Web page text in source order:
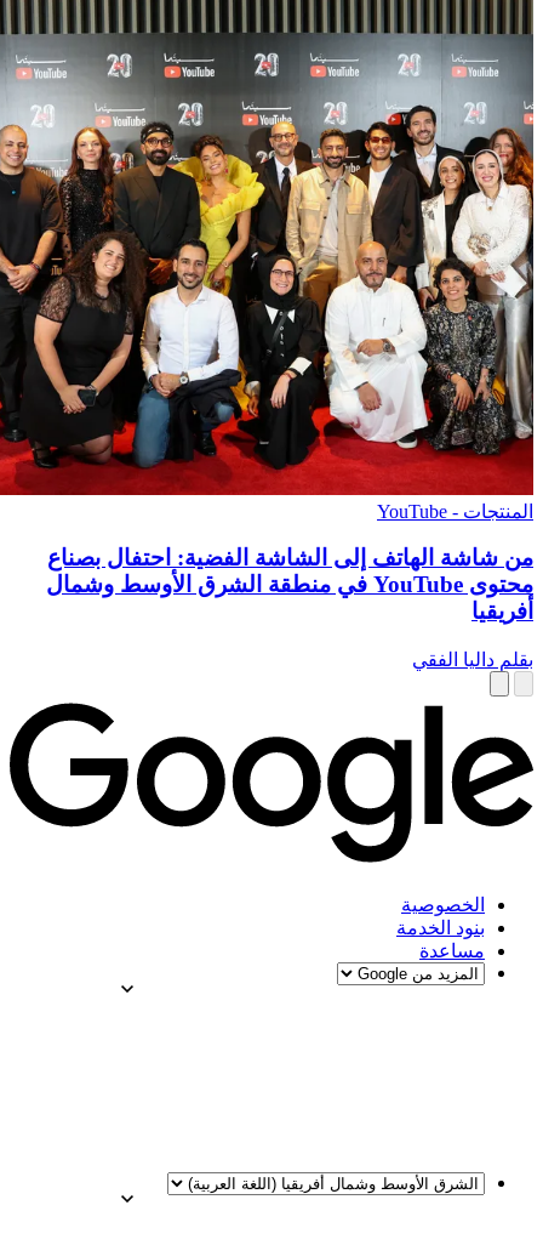
المنتجات - YouTube
من شاشة الهاتف إلى الشاشة الفضية: احتفال بصناع
محتوى YouTube في منطقة الشرق الأوسط وشمال
أفريقيا
بقلم داليا الفقي
الخصوصية
بنود الخدمة
مساعدة